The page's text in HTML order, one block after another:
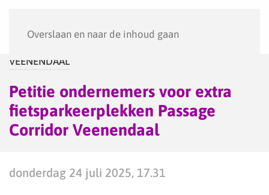
Overslaan en naar de inhoud gaan
VEENENDAAL
Petitie ondernemers voor extra
fietsparkeerplekken Passage
Corridor Veenendaal
donderdag 24 juli 2025, 17.31